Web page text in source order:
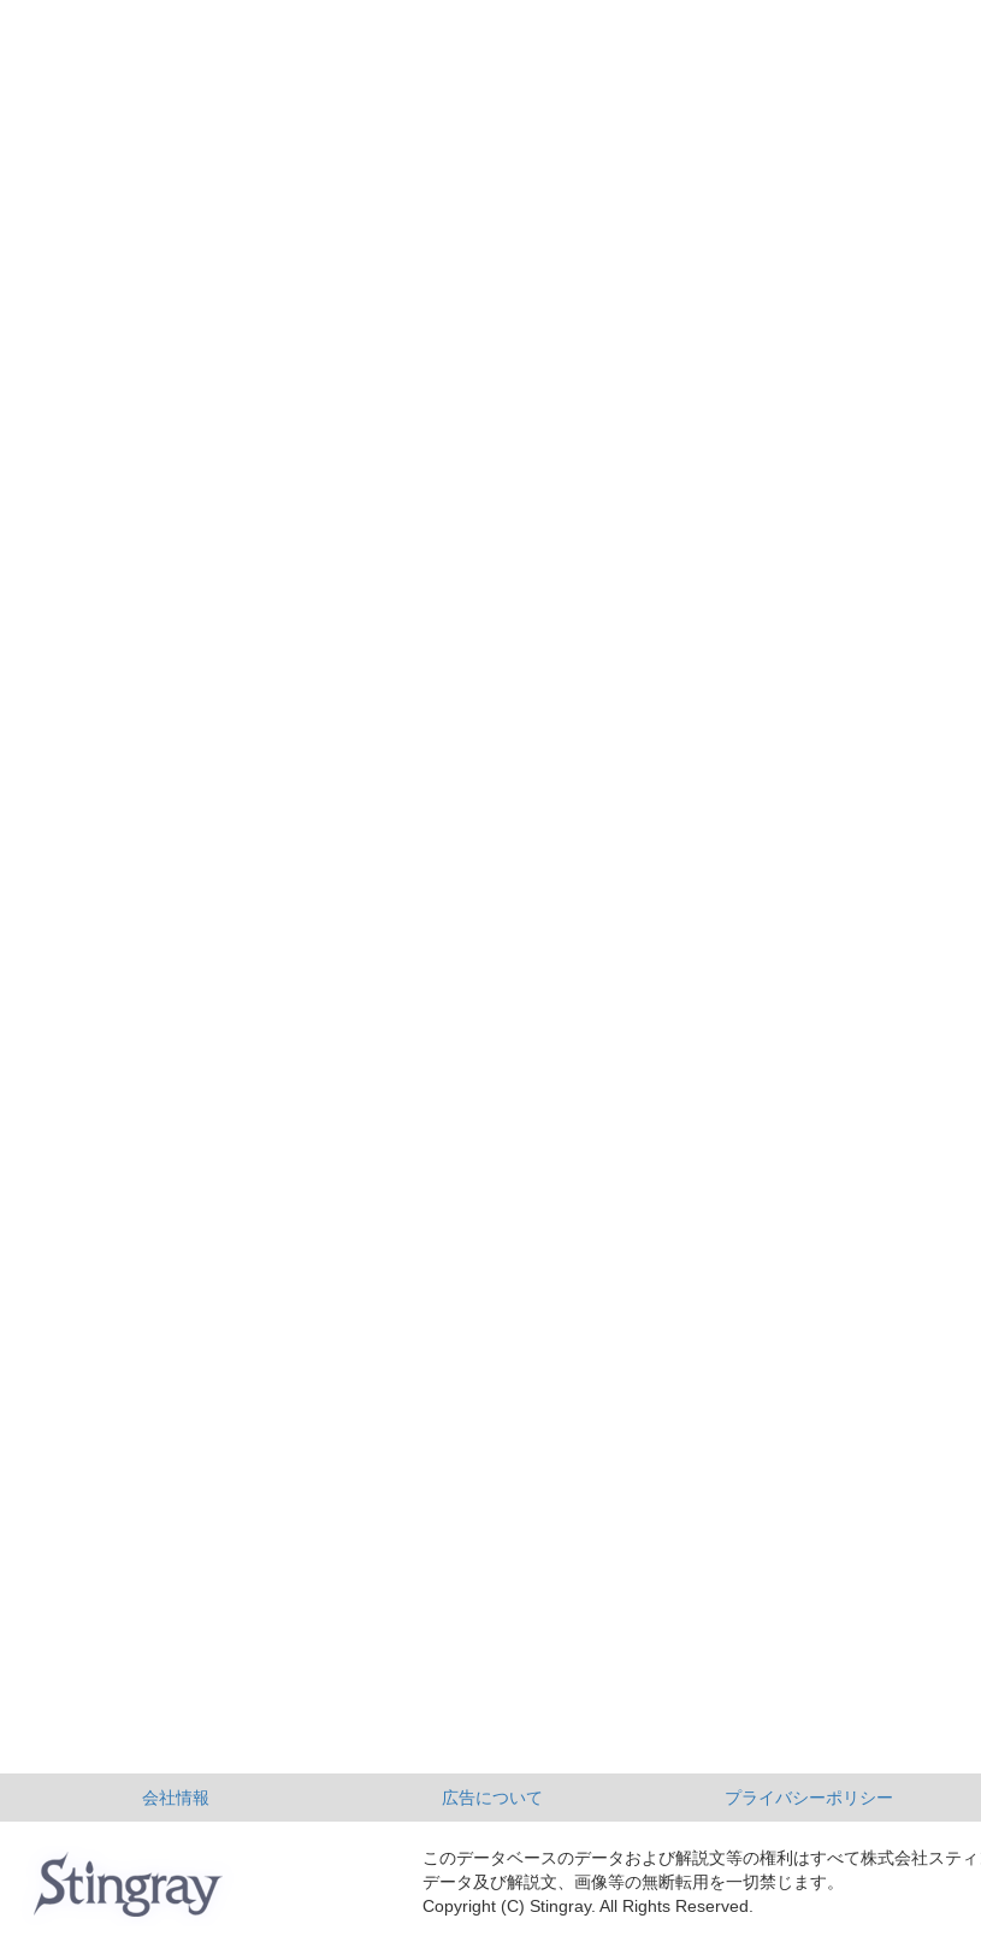
会社情報 広告について プライバシーポリシー
このデータベースのデータおよび解説文等の権利はすべて株式会社スティ
データ及び解説文、画像等の無断転用を一切禁じます。
Copyright (C) Stingray. All Rights Reserved.